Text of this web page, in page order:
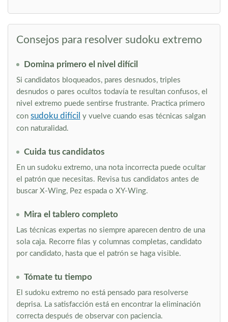
Consejos para resolver sudoku extremo
Domina primero el nivel difícil
Si candidatos bloqueados, pares desnudos, triples
desnudos o pares ocultos todavía te resultan confusos, el
nivel extremo puede sentirse frustrante. Practica primero
con sudoku difícil y vuelve cuando esas técnicas salgan
con naturalidad.
Cuida tus candidatos
En un sudoku extremo, una nota incorrecta puede ocultar
el patrón que necesitas. Revisa tus candidatos antes de
buscar X-Wing, Pez espada o XY-Wing.
Mira el tablero completo
Las técnicas expertas no siempre aparecen dentro de una
sola caja. Recorre filas y columnas completas, candidato
por candidato, hasta que el patrón se haga visible.
Tómate tu tiempo
El sudoku extremo no está pensado para resolverse
deprisa. La satisfacción está en encontrar la eliminación
correcta después de observar con paciencia.